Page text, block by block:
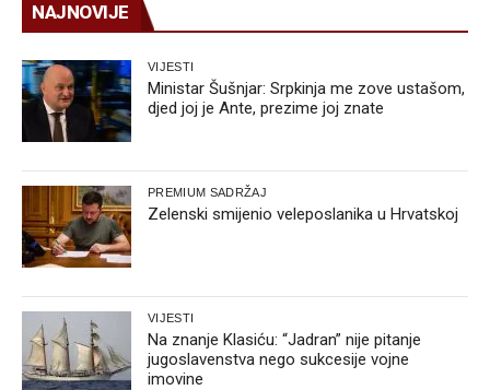
NAJNOVIJE
VIJESTI
Ministar Šušnjar: Srpkinja me zove ustašom,
djed joj je Ante, prezime joj znate
PREMIUM SADRŽAJ
Zelenski smijenio veleposlanika u Hrvatskoj
VIJESTI
Na znanje Klasiću: “Jadran” nije pitanje
jugoslavenstva nego sukcesije vojne
imovine